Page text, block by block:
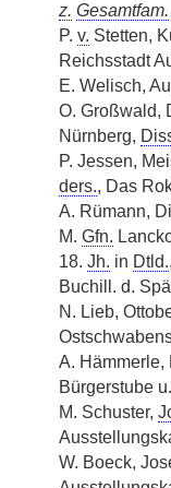
z. Gesamtfam.
P. v. Stetten,
Reichsstadt
E. Welisch,
O. Großwald,
Nürnberg,
P. Jessen,
ders., Das
A. Rümann,
M. Gfn.
18. Jh. in Dtld.
Buchill. d.
N. Lieb,
A. Hämmerle,
Bürgerstube
M. Schuster,
W. Boeck,